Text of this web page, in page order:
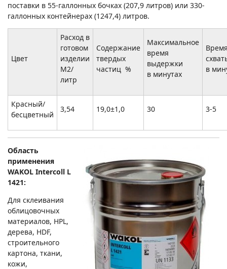
поставки в 55-галлонных бочках (207,9 литров) или 330-
галлонных контейнерах (1247,4) литров.
Цвет
Расход в
готовом
изделии
М2/
литр
Содержание
твердых
частиц %
Максимальное
время
выдержки
в минутах
в
Красный/
бесцветный
3,54 19,0±1,0 30 3-5
Область
применения
WAKOL Intercoll L
1421:
Для склеивания
облицовочных
материалов, HPL,
дерева, HDF,
строительного
картона, ткани,
кожи,